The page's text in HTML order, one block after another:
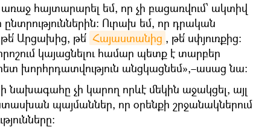
հայտարարել եմ, որ չի բացառվում՝ ակտիվ
Ուրախ եմ, որ դրական
Արցախից, թե՛ Հայաստանից , թե՛ սփյուռքից։
կայացնելու համար պետք է տարբեր
խորհրդատվություն անցկացնեմ»,–ասաց նա։
չի կարող որևէ մեկին աջակցել, այլ
պայմաններ, որ օրենքի շրջանակներում